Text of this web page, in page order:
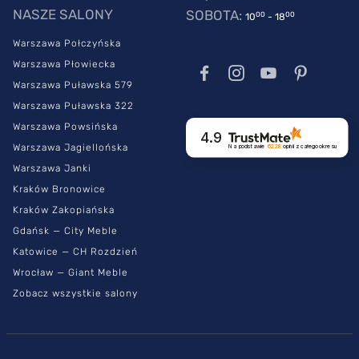
SleepMed Hybrid Supreme jest objęty 15-letnią gwarancją.
Jego wysoką jakość potwierdzają stosowne certyfikaty: atest
Szwajcarskiego Instytutu AEH oraz certyfikat Oeko- Tex.
NASZE SALONY
Warszawa Połczyńska
Warszawa Płowiecka
Warszawa Puławska 579
Warszawa Puławska 322
Warszawa Powsińska
Warszawa Jagiellońska
Warszawa Janki
Kraków Bronowice
Kraków Zakopiańska
Gdańsk — City Meble
Katowice — CH Rozdzień
Wrocław — Giant Meble
Zobacz wszystkie salony
SOBOTA: 1000 - 1800
4.9
Na podstawie 6228 opinii z całego okresu